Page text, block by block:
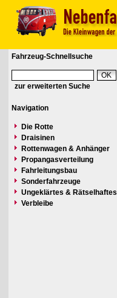
Fahrzeug-Schnellsuche
zur erweiterten Suche
Navigation
Die Rotte
Draisinen
Rottenwagen & Anhänger
Propangasverteilung
Fahrleitungsbau
Sonderfahrzeuge
Ungeklärtes & Rätselhaftes
Verbleibe